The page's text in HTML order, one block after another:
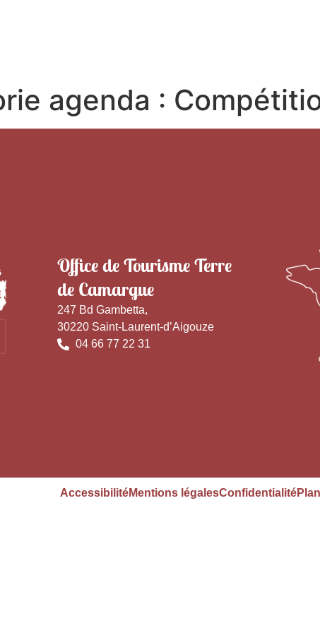
agenda :
Office de Tourisme Terre
de Camargue
247 Bd Gambetta,
30220 Saint-Laurent-d’Aigouze
04 66 77 22 31
AccessibilitéMentions légalesConfidentialité